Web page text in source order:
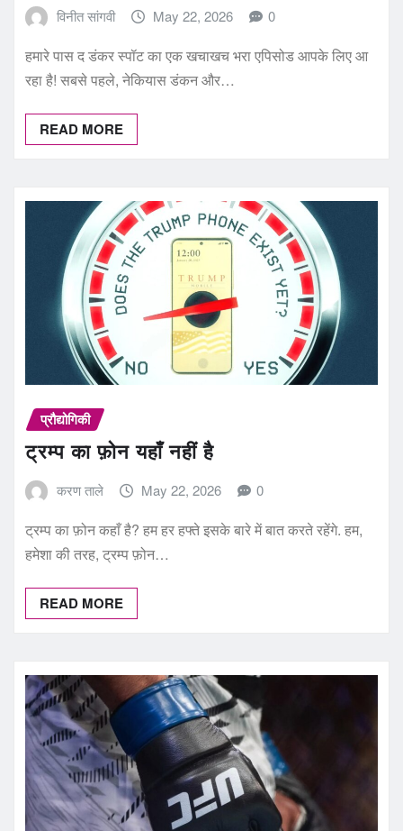
विनीत सांगवी May 22, 2026 0
हमारे पास द डंकर स्पॉट का एक खचाखच भरा एपिसोड आपके लिए आ
रहा है! सबसे पहले, नेकियास डंकन और…
READ MORE
प्रौद्योगिकी
ट्रम्प का फ़ोन यहाँ नहीं है
करण ताले May 22, 2026 0
ट्रम्प का फ़ोन कहाँ है? हम हर हफ्ते इसके बारे में बात करते रहेंगे. हम,
हमेशा की तरह, ट्रम्प फ़ोन…
READ MORE